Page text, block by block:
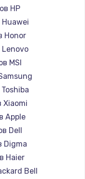
HP
Honor
Lenovo
MSI
Xiaomi
Apple
Dell
Digma
Haier
Bell